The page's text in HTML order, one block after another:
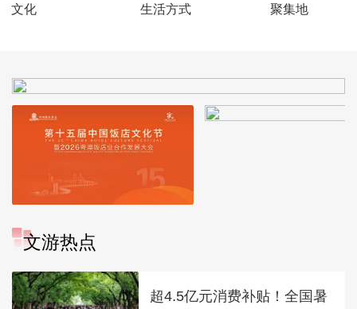
文化
生活方式
聚集地
文游热点
超4.5亿元消费补贴！全国暑